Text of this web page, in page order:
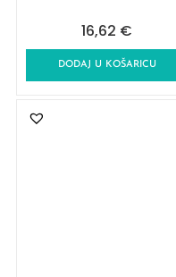
16,62 €
DODAJ U KOŠARICU